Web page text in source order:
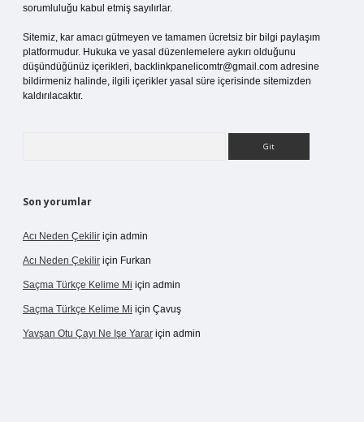
sorumluluğu kabul etmiş sayılırlar.
Sitemiz, kar amacı gütmeyen ve tamamen ücretsiz bir bilgi paylaşım
platformudur. Hukuka ve yasal düzenlemelere aykırı olduğunu
düşündüğünüz içerikleri, backlinkpanelicomtr@gmail.com adresine
bildirmeniz halinde, ilgili içerikler yasal süre içerisinde sitemizden
kaldırılacaktır.
Son yorumlar
Acı Neden Çekilir için admin
Acı Neden Çekilir için Furkan
Saçma Türkçe Kelime Mi için admin
Saçma Türkçe Kelime Mi için Çavuş
Yavşan Otu Çayı Ne Işe Yarar için admin